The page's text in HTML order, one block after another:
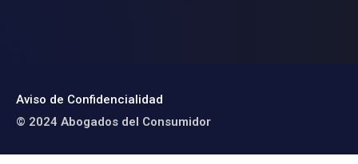
Aviso de Confidencialidad
© 2024 Abogados del Consumidor